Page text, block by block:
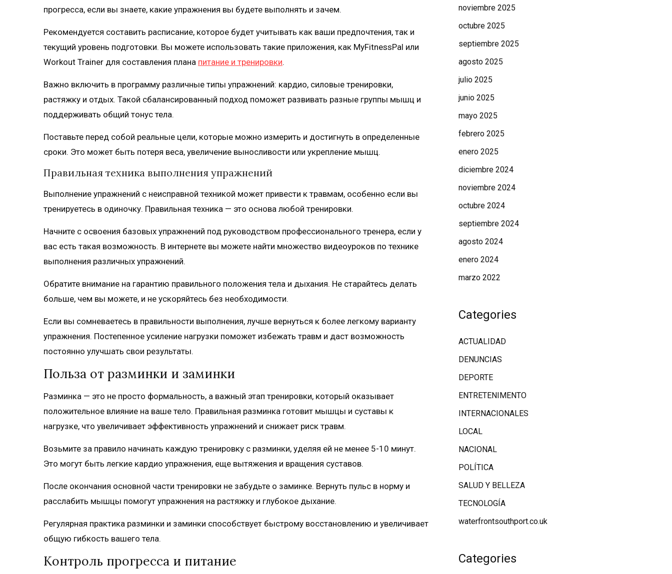
прогресса, если вы знаете, какие упражнения вы будете выполнять и зачем.
Рекомендуется составить расписание, которое будет учитывать как ваши предпочтения, так и
текущий уровень подготовки. Вы можете использовать такие приложения, как MyFitnessPal или
Workout Trainer для составления плана питание и тренировки.
Важно включить в программу различные типы упражнений: кардио, силовые тренировки,
растяжку и отдых. Такой сбалансированный подход поможет развивать разные группы мышц и
поддерживать общий тонус тела.
Поставьте перед собой реальные цели, которые можно измерить и достигнуть в определенные
сроки. Это может быть потеря веса, увеличение выносливости или укрепление мышц.
Правильная техника выполнения упражнений
Выполнение упражнений с неисправной техникой может привести к травмам, особенно если вы
тренируетесь в одиночку. Правильная техника — это основа любой тренировки.
Начните с освоения базовых упражнений под руководством профессионального тренера, если у
вас есть такая возможность. В интернете вы можете найти множество видеоуроков по технике
выполнения различных упражнений.
Обратите внимание на гарантию правильного положения тела и дыхания. Не старайтесь делать
больше, чем вы можете, и не ускоряйтесь без необходимости.
Если вы сомневаетесь в правильности выполнения, лучше вернуться к более легкому варианту
упражнения. Постепенное усиление нагрузки поможет избежать травм и даст возможность
постоянно улучшать свои результаты.
Польза от разминки и заминки
Разминка — это не просто формальность, а важный этап тренировки, который оказывает
положительное влияние на ваше тело. Правильная разминка готовит мышцы и суставы к
нагрузке, что увеличивает эффективность упражнений и снижает риск травм.
Возьмите за правило начинать каждую тренировку с разминки, уделяя ей не менее 5-10 минут.
Это могут быть легкие кардио упражнения, еще вытяжения и вращения суставов.
После окончания основной части тренировки не забудьте о заминке. Вернуть пульс в норму и
расслабить мышцы помогут упражнения на растяжку и глубокое дыхание.
Регулярная практика разминки и заминки способствует быстрому восстановлению и увеличивает
общую гибкость вашего тела.
Контроль прогресса и питание
noviembre 2025
octubre 2025
septiembre 2025
agosto 2025
julio 2025
junio 2025
mayo 2025
febrero 2025
enero 2025
diciembre 2024
noviembre 2024
octubre 2024
septiembre 2024
agosto 2024
enero 2024
marzo 2022
Categories
ACTUALIDAD
DENUNCIAS
DEPORTE
ENTRETENIMENTO
INTERNACIONALES
LOCAL
NACIONAL
POLÍTICA
SALUD Y BELLEZA
TECNOLOGÍA
waterfrontsouthport.co.uk
Categories